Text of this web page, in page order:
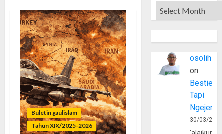
Buletin gaulislam
Tahun XIX/2025-2026
Archives
osolihin
on
Bestie
Tapi
30/03/